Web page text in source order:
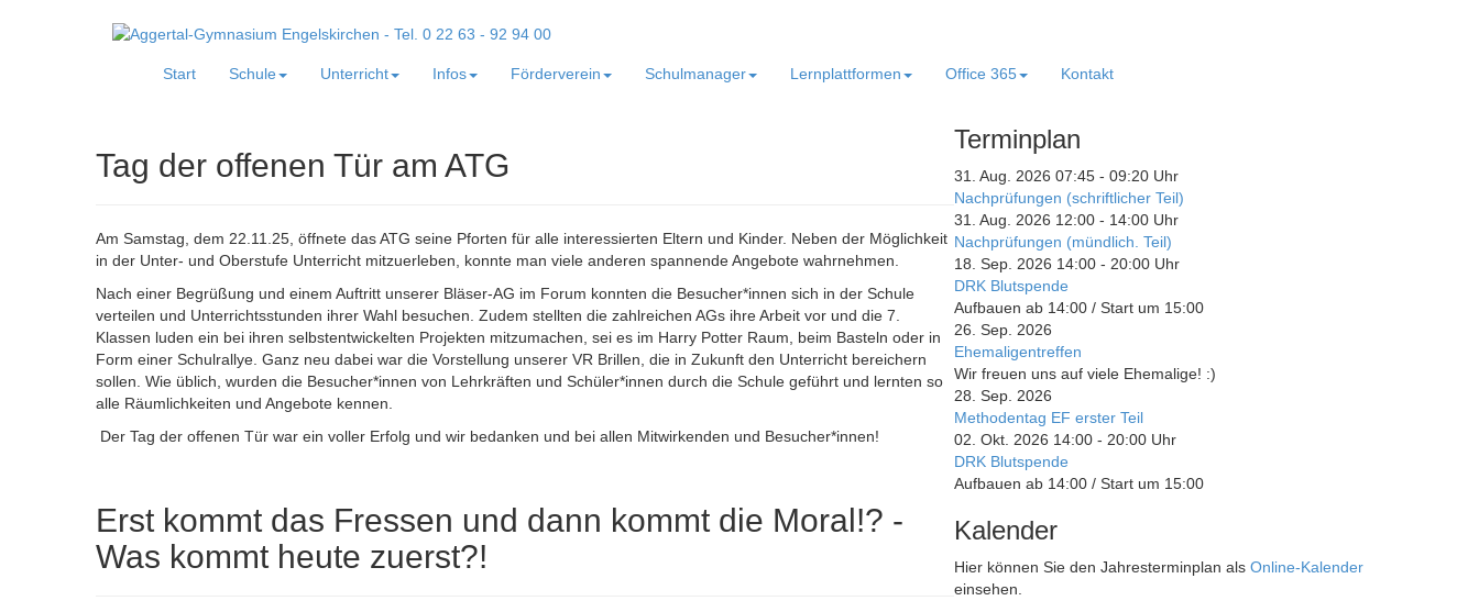
Start Schule Unterricht Infos Förderverein Schulmanager Lernplattformen Office 365 Kontakt
Tag der offenen Tür am ATG
Am Samstag, dem 22.11.25, öffnete das ATG seine Pforten für alle interessierten Eltern und Kinder. Neben der Möglichkeit
in der Unter- und Oberstufe Unterricht mitzuerleben, konnte man viele anderen spannende Angebote wahrnehmen.
Nach einer Begrüßung und einem Auftritt unserer Bläser-AG im Forum konnten die Besucher*innen sich in der Schule
verteilen und Unterrichtsstunden ihrer Wahl besuchen. Zudem stellten die zahlreichen AGs ihre Arbeit vor und die 7.
Klassen luden ein bei ihren selbstentwickelten Projekten mitzumachen, sei es im Harry Potter Raum, beim Basteln oder in
Form einer Schulrallye. Ganz neu dabei war die Vorstellung unserer VR Brillen, die in Zukunft den Unterricht bereichern
sollen. Wie üblich, wurden die Besucher*innen von Lehrkräften und Schüler*innen durch die Schule geführt und lernten so
alle Räumlichkeiten und Angebote kennen.
Der Tag der offenen Tür war ein voller Erfolg und wir bedanken und bei allen Mitwirkenden und Besucher*innen!
Erst kommt das Fressen und dann kommt die Moral!? -
Was kommt heute zuerst?!
Terminplan
31. Aug. 2026 07:45 - 09:20 Uhr
Nachprüfungen (schriftlicher Teil)
31. Aug. 2026 12:00 - 14:00 Uhr
Nachprüfungen (mündlich. Teil)
18. Sep. 2026 14:00 - 20:00 Uhr
DRK Blutspende
Aufbauen ab 14:00 / Start um 15:00
26. Sep. 2026
Ehemaligentreffen
Wir freuen uns auf viele Ehemalige! :)
28. Sep. 2026
Methodentag EF erster Teil
02. Okt. 2026 14:00 - 20:00 Uhr
DRK Blutspende
Aufbauen ab 14:00 / Start um 15:00
Kalender
Hier können Sie den Jahresterminplan als Online-Kalender
einsehen.